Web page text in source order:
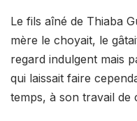
Le fils aîné de Thiaba
mère le choyait, le
regard indulgent mais
qui laissait faire
temps, à son travail de